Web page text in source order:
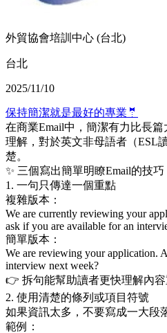
外貿協會培訓中心 (台北)
台北
2025/11/10
保持簡潔就是最好的專業🤵
在商業Email中，簡潔有力比長
理解，對於英文非母語者（ESL
楚。
✨ 三個寫出簡單明瞭Email的技巧
1. 一句只傳達一個重點
複雜版本：
We are currently reviewing your
ask if you are available for an
簡單版本：
We are reviewing your application.
interview next week?
👉 拆句能幫助讀者更快理解內容
2. 使用清楚的條列或項目符號
如果資訊太多，不要寫成一大段
範例：